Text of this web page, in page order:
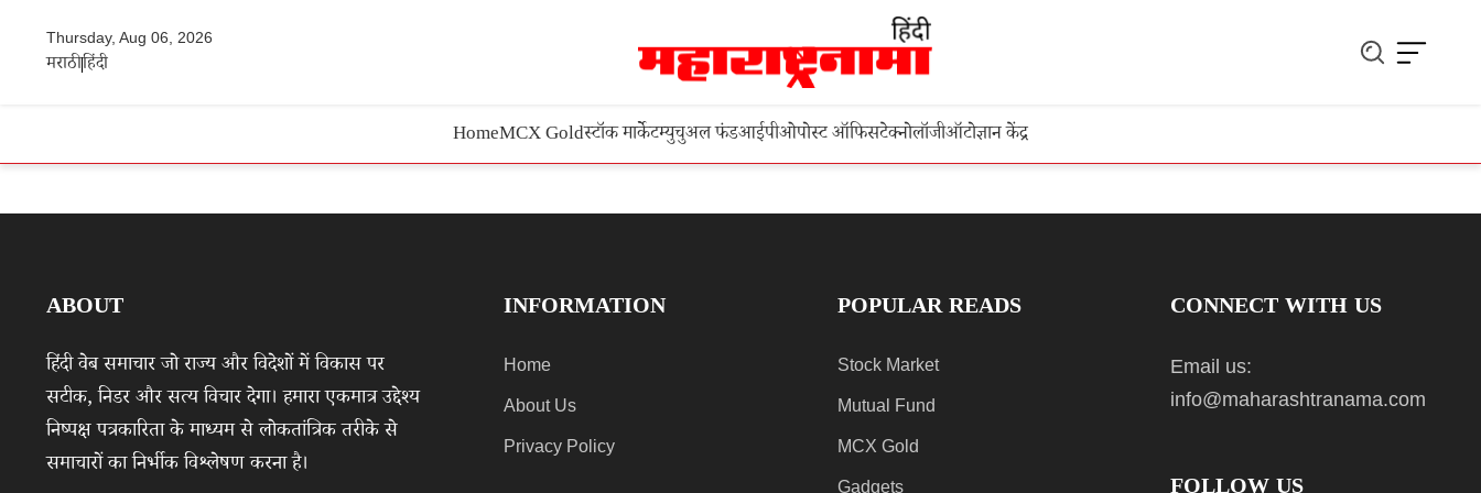
Thursday, Aug 06, 2026
मराठीहिंदी
HomeMCX Goldस्टॉक मार्केटम्युचुअल फंडआईपीओपोस्ट ऑफिसटेक्नोलॉजीऑटोज्ञान केंद्र
ABOUT
हिंदी वेब समाचार जो राज्य और विदेशों में विकास पर
सटीक, निडर और सत्य विचार देगा। हमारा एकमात्र उद्देश्य
निष्पक्ष पत्रकारिता के माध्यम से लोकतांत्रिक तरीके से
समाचारों का निर्भीक विश्लेषण करना है।
INFORMATION
Home
About Us
Privacy Policy
POPULAR READS
Stock Market
Mutual Fund
MCX Gold
Gadgets
CONNECT WITH US
Email us:
info@maharashtranama.com